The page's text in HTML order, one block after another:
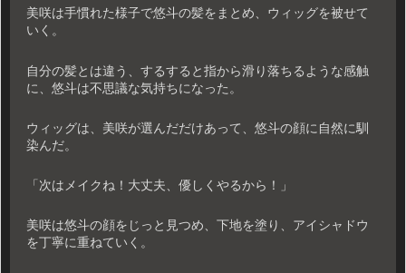
美咲は手慣れた様子で悠斗の髪をまとめ、ウィッグを被せて
いく。
自分の髪とは違う、するすると指から滑り落ちるような感触
に、悠斗は不思議な気持ちになった。
ウィッグは、美咲が選んだだけあって、悠斗の顔に自然に馴
染んだ。
「次はメイクね！大丈夫、優しくやるから！」
美咲は悠斗の顔をじっと見つめ、下地を塗り、アイシャドウ
を丁寧に重ねていく。